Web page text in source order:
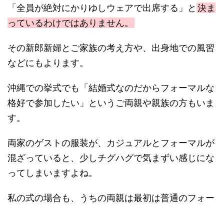
「全員が絶対にかりゆしウェアで出席する」と 決ま
っているわけではありません。
その新郎新婦とご家族の考え方や、出身地での風習
などにもよります。
沖縄での挙式でも「結婚式なのだからフォーマルな
格好で参加したい」というご両親や親族の方もいま
す。
両家のゲストの服装が、カジュアルとフォーマルが
混ざっていると、少しチグハグで気まずい感じにな
ってしまいますよね。
私の式の場合も、うちの両親は最初は普通のフォー